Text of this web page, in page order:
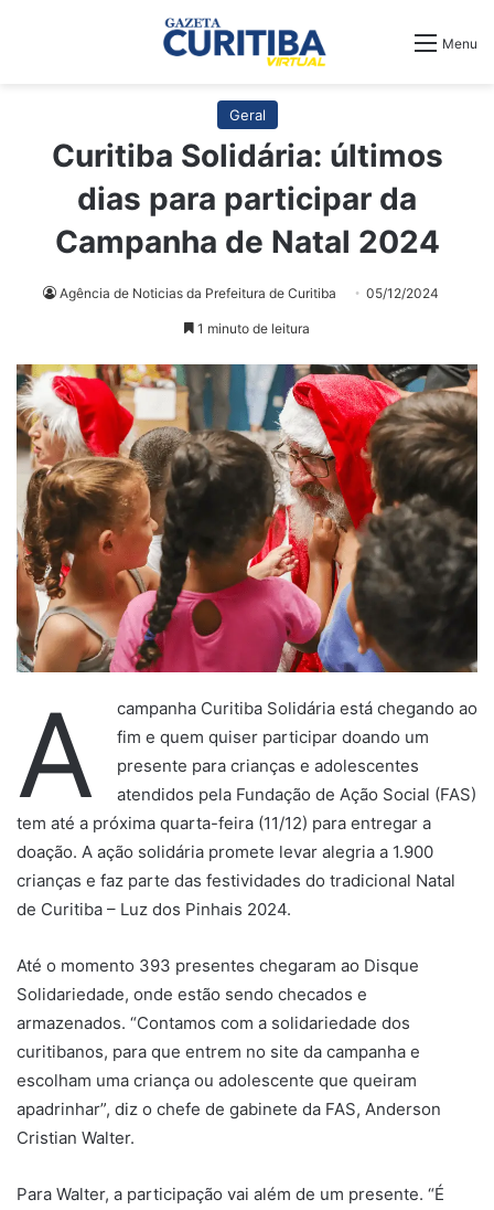
Menu
Geral
Curitiba Solidária: últimos
dias para participar da
Campanha de Natal 2024
Agência de Noticias da Prefeitura de Curitiba 05/12/2024
1 minuto de leitura
A
campanha Curitiba Solidária está chegando ao
fim e quem quiser participar doando um
presente para crianças e adolescentes
atendidos pela Fundação de Ação Social (FAS)
tem até a próxima quarta-feira (11/12) para entregar a
doação. A ação solidária promete levar alegria a 1.900
crianças e faz parte das festividades do tradicional Natal
de Curitiba – Luz dos Pinhais 2024.
Até o momento 393 presentes chegaram ao Disque
Solidariedade, onde estão sendo checados e
armazenados. “Contamos com a solidariedade dos
curitibanos, para que entrem no site da campanha e
escolham uma criança ou adolescente que queiram
apadrinhar”, diz o chefe de gabinete da FAS, Anderson
Cristian Walter.
Para Walter, a participação vai além de um presente. “É